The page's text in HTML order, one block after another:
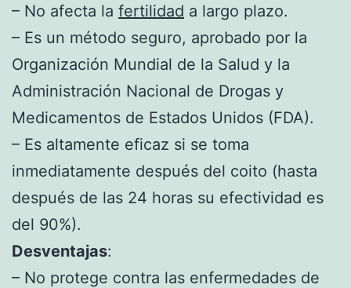
– No afecta la fertilidad a largo plazo.
– Es un método seguro, aprobado por la
Organización Mundial de la Salud y la
Administración Nacional de Drogas y
Medicamentos de Estados Unidos (FDA).
– Es altamente eficaz si se toma
inmediatamente después del coito (hasta
después de las 24 horas su efectividad es
del 90%).
Desventajas:
– No protege contra las enfermedades de